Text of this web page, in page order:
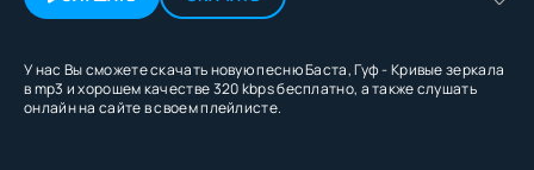
У нас Вы сможете скачать новую песню Баста, Гуф - Кривые зеркала
в mp3 и хорошем качестве 320 kbps бесплатно, а также слушать
онлайн на сайте в своем плейлисте.